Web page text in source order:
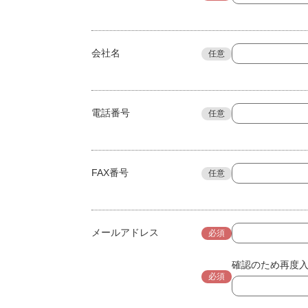
会社名 任意
電話番号 任意
FAX番号 任意
メールアドレス 必須
必須
確認のため再度